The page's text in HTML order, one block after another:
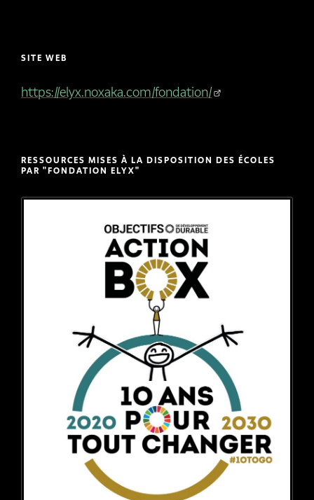
SITE WEB
https://elyx.noxaka.com/fondation/
RESSOURCES MISES À LA DISPOSITION DES ÉCOLES
PAR "FONDATION ELYX"